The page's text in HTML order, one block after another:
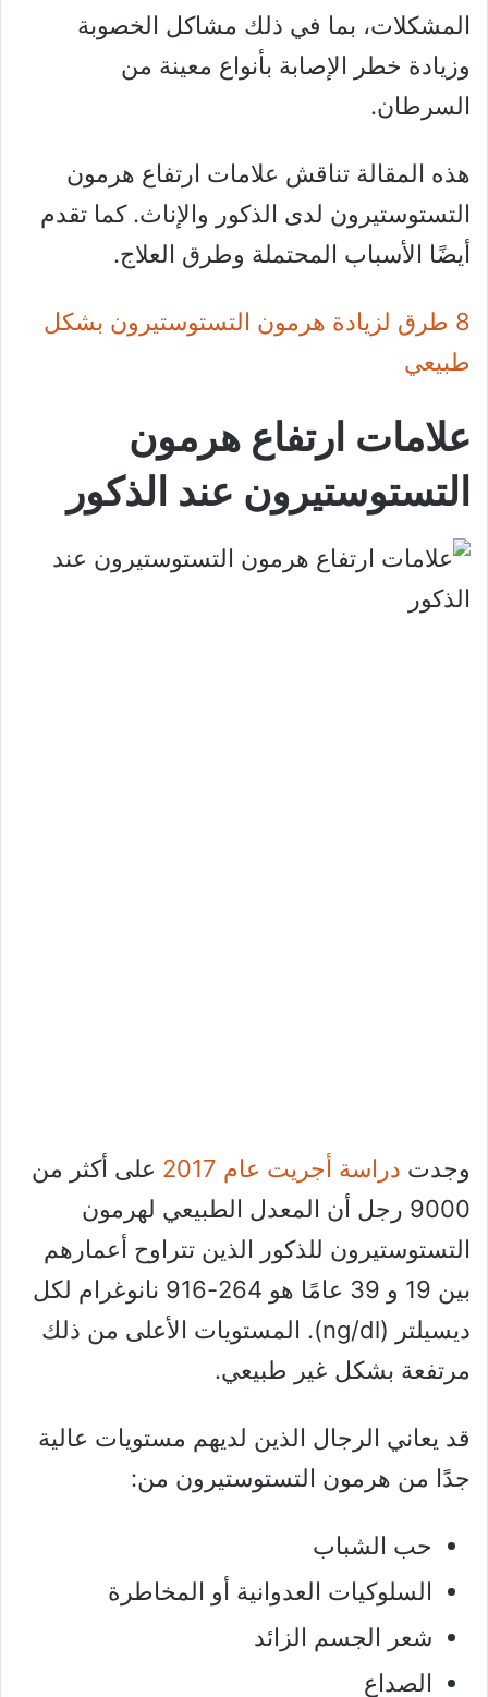
المشكلات، بما في ذلك مشاكل الخصوبة
وزيادة خطر الإصابة بأنواع معينة من
السرطان.
هذه المقالة تناقش علامات ارتفاع هرمون
التستوستيرون لدى الذكور والإناث. كما تقدم
أيضًا الأسباب المحتملة وطرق العلاج.
8 طرق لزيادة هرمون التستوستيرون بشكل
طبيعي
علامات ارتفاع هرمون
التستوستيرون عند الذكور
وجدت دراسة أجريت عام 2017
على أكثر من
9000 رجل أن المعدل الطبيعي لهرمون
التستوستيرون للذكور الذين تتراوح أعمارهم
بين 19 و 39 عامًا هو 264-916 نانوغرام لكل
ديسيلتر (ng/dl). المستويات الأعلى من ذلك
مرتفعة بشكل غير طبيعي.
قد يعاني الرجال الذين لديهم مستويات عالية
جدًا من هرمون التستوستيرون من:
حب الشباب
السلوكيات العدوانية أو المخاطرة
شعر الجسم الزائد
الصداع